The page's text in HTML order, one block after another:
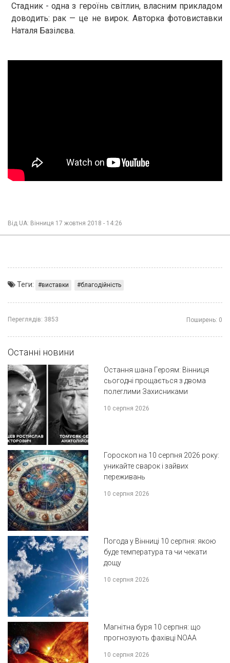
Стадник - одна з героїнь світлин, власним прикладом
доводить: рак — це не вирок. Авторка фотовиставки
Наталя Базілєва.
Від UA: Вінниця 17 жовтня 2018 - 14:26
Теги: виставки благодійність
Переглядів: 3853 Поширень: 0
Останні новини
Остання шана Героям: Вінниця
сьогодні прощається з двома
полеглими Захисниками
10 серпня 2026
Гороскоп на 10 серпня 2026 року:
уникайте сварок і зайвих
переживань
10 серпня 2026
Погода у Вінниці 10 серпня: якою
буде температура та чи чекати
дощу
10 серпня 2026
Магнітна буря 10 серпня: що
прогнозують фахівці NOAA
10 серпня 2026